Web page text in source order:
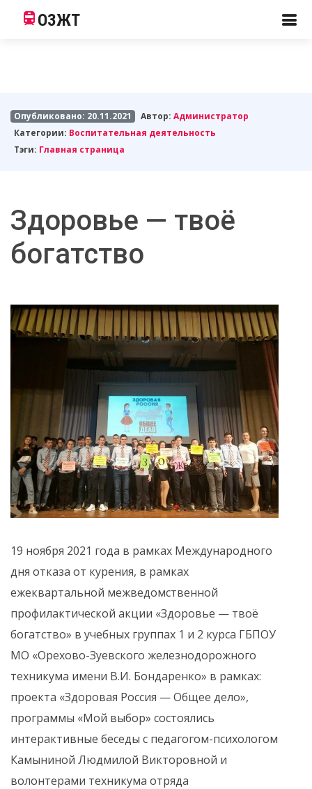
ОЗЖТ
Опубликовано: 20.11.2021 Автор:Администратор
Категории: Воспитательная деятельность
Тэги: Главная страница
Здоровье — твоё
богатство
19 ноября 2021 года в рамках Международного
дня отказа от курения, в рамках
ежеквартальной межведомственной
профилактической акции «Здоровье — твоё
богатство» в учебных группах 1 и 2 курса ГБПОУ
МО «Орехово-Зуевского железнодорожного
техникума имени В.И. Бондаренко» в рамках:
проекта «Здоровая Россия — Общее дело»,
программы «Мой выбор» состоялись
интерактивные беседы с педагогом-психологом
Камыниной Людмилой Викторовной и
волонтерами техникума отряда